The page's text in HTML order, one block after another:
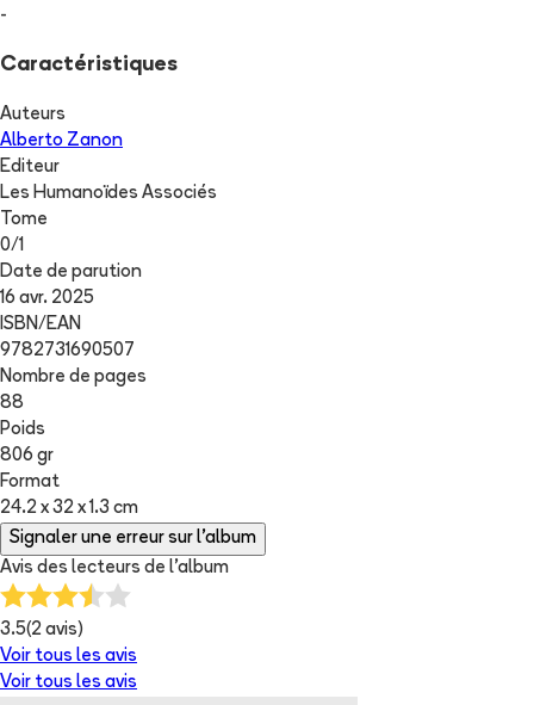
-
Caractéristiques
Auteurs
Alberto Zanon
Editeur
Les Humanoïdes Associés
Tome
0/1
Date de parution
16 avr. 2025
ISBN/EAN
9782731690507
Nombre de pages
88
Poids
806 gr
Format
24.2 x 32 x 1.3 cm
Signaler une erreur sur l'album
Avis des lecteurs de l'album
3.5(2 avis)
Voir tous les avis
Voir tous les avis